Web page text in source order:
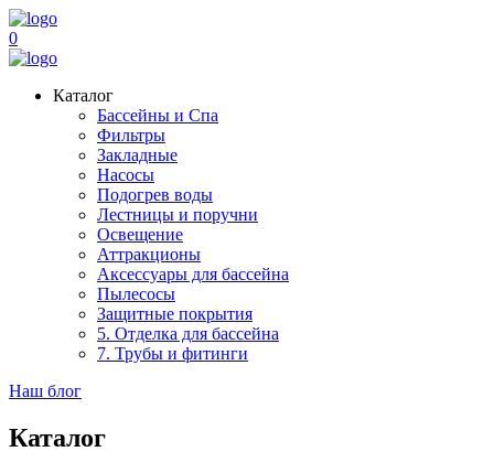
0
Каталог
Бассейны и Спа
Фильтры
Закладные
Насосы
Подогрев воды
Лестницы и поручни
Освещение
Аттракционы
Аксессуары для бассейна
Пылесосы
Защитные покрытия
5. Отделка для бассейна
7. Трубы и фитинги
Наш блог
Каталог